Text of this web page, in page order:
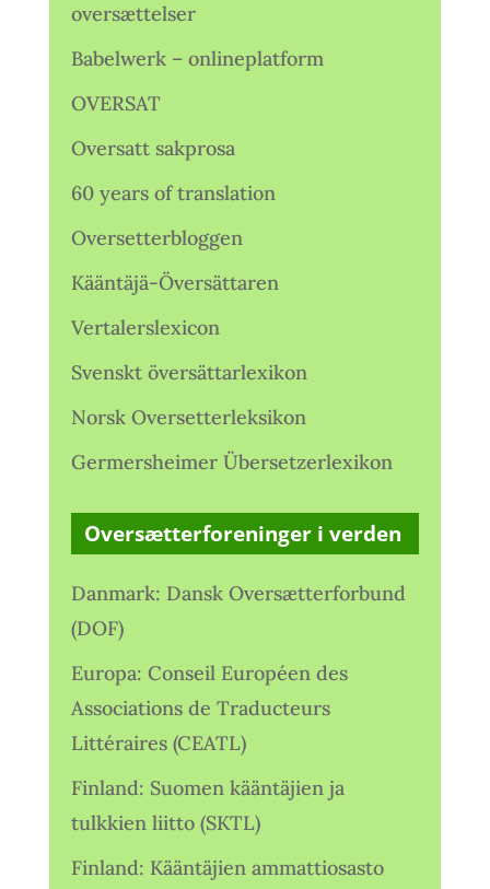
oversættelser
Babelwerk – onlineplatform
OVERSAT
Oversatt sakprosa
60 years of translation
Oversetterbloggen
Kääntäjä-Översättaren
Vertalerslexicon
Svenskt översättarlexikon
Norsk Oversetterleksikon
Germersheimer Übersetzerlexikon
Oversætterforeninger i verden
Danmark: Dansk Oversætterforbund
(DOF)
Europa: Conseil Européen des
Associations de Traducteurs
Littéraires (CEATL)
Finland: Suomen kääntäjien ja
tulkkien liitto (SKTL)
Finland: Kääntäjien ammattiosasto